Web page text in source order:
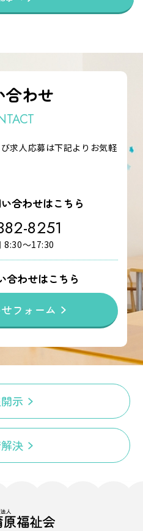
合わせ
求人応募は下記よりお気軽
合わせはこちら
8251
8:30～17:30
合わせはこちら
フォーム
示
決